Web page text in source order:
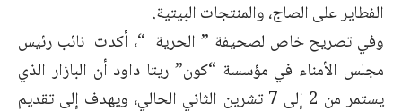
الفطاير على الصاج، والمنتجات البيتية.
وفي تصريح خاص لصحيفة ” الحرية “، أكدت نائب رئيس
مجلس الأمناء في مؤسسة “كون” ريتا داود أن البازار الذي
يستمر من 2 إلى 7 تشرين الثاني الحالي، ويهدف إلى تقديم